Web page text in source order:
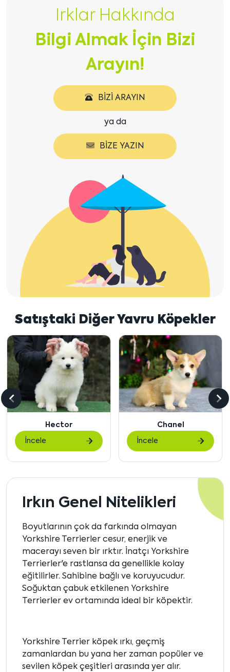
göster
göster
Irklar Hakkında
Bilgi Almak İçin Bizi
Arayın!
BIZI ARAYIN
ya da
BIZE YAZIN
Satıştaki Diğer Yavru Köpekler
Hector
İncele
Chanel
İncele
Önceki
göster
Irkın Genel Nitelikleri
Boyutlarının çok da farkında olmayan
Yorkshire Terrierler cesur, enerjik ve
macerayı seven bir ırktır. İnatçı Yorkshire
Terrierler'e rastlansa da genellikle kolay
eğitilirler. Sahibine bağlı ve koruyucudur.
Soğuktan çabuk etkilenen Yorkshire
Terrierler ev ortamında ideal bir köpektir.
Yorkshire Terrier köpek ırkı, geçmiş
zamanlardan bu yana her zaman popüler ve
sevilen köpek çeşitleri arasında yer alır.